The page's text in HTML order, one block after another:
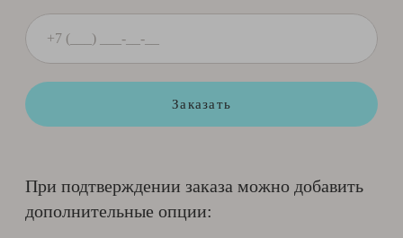
Заказать
При подтверждении заказа можно добавить
дополнительные опции: